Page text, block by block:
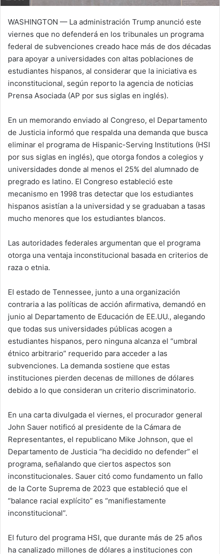
WASHINGTON — La administración Trump anunció este
viernes que no defenderá en los tribunales un programa
federal de subvenciones creado hace más de dos décadas
para apoyar a universidades con altas poblaciones de
estudiantes hispanos, al considerar que la iniciativa es
inconstitucional, según reporto la agencia de noticias
Prensa Asociada (AP por sus siglas en inglés).
En un memorando enviado al Congreso, el Departamento
de Justicia informó que respalda una demanda que busca
eliminar el programa de Hispanic-Serving Institutions (HSI
por sus siglas en inglés), que otorga fondos a colegios y
universidades donde al menos el 25% del alumnado de
pregrado es latino. El Congreso estableció este
mecanismo en 1998 tras detectar que los estudiantes
hispanos asistían a la universidad y se graduaban a tasas
mucho menores que los estudiantes blancos.
Las autoridades federales argumentan que el programa
otorga una ventaja inconstitucional basada en criterios de
raza o etnia.
El estado de Tennessee, junto a una organización
contraria a las políticas de acción afirmativa, demandó en
junio al Departamento de Educación de EE.UU., alegando
que todas sus universidades públicas acogen a
estudiantes hispanos, pero ninguna alcanza el “umbral
étnico arbitrario” requerido para acceder a las
subvenciones. La demanda sostiene que estas
instituciones pierden decenas de millones de dólares
debido a lo que consideran un criterio discriminatorio.
En una carta divulgada el viernes, el procurador general
John Sauer notificó al presidente de la Cámara de
Representantes, el republicano Mike Johnson, que el
Departamento de Justicia “ha decidido no defender” el
programa, señalando que ciertos aspectos son
inconstitucionales. Sauer citó como fundamento un fallo
de la Corte Suprema de 2023 que estableció que el
“balance racial explícito” es “manifiestamente
inconstitucional”.
El futuro del programa HSI, que durante más de 25 años
ha canalizado millones de dólares a instituciones con